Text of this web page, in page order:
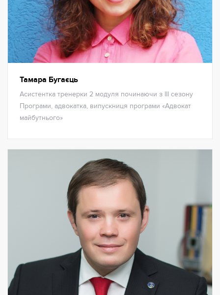
Тамара Бугаєць
Асистентка тренерки 2 модуля починаючи з ІІІ сезону
Програми, адвокатка, випускниця програми «Адвокат
майбутнього»